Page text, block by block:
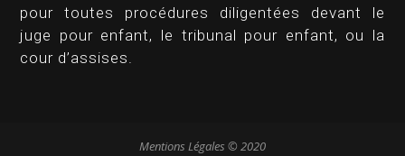
pour toutes procédures diligentées devant le
juge pour enfant, le tribunal pour enfant, ou la
cour d’assises.
Mentions Légales © 2020